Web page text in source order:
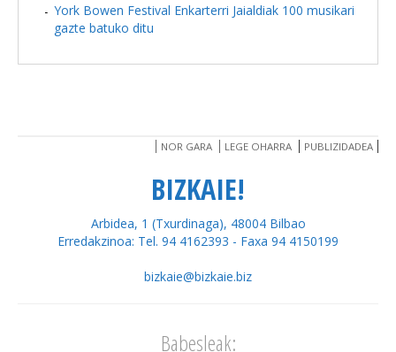
York Bowen Festival Enkarterri Jaialdiak 100 musikari
gazte batuko ditu
NOR GARA LEGE OHARRA PUBLIZIDADEA
BIZKAIE!
Arbidea, 1 (Txurdinaga), 48004 Bilbao
Erredakzinoa: Tel. 94 4162393 - Faxa 94 4150199
bizkaie@bizkaie.biz
Babesleak: